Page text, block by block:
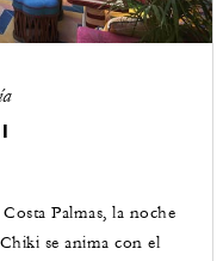
Palmas, la noche
se anima con el